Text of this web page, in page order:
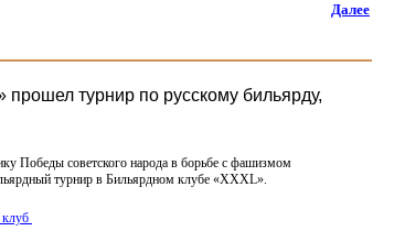
Далее
турнир по русскому бильярду,
Победы советского народа в борьбе с фашизмом
турнир в Бильярдном клубе «XXXL».